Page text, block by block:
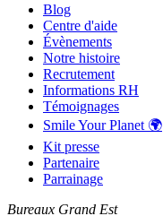
Blog
Centre d'aide
Évènements
Notre histoire
Recrutement
Informations RH
Témoignages
Smile Your Planet 🌍
Kit presse
Partenaire
Parrainage
Bureaux Grand Est